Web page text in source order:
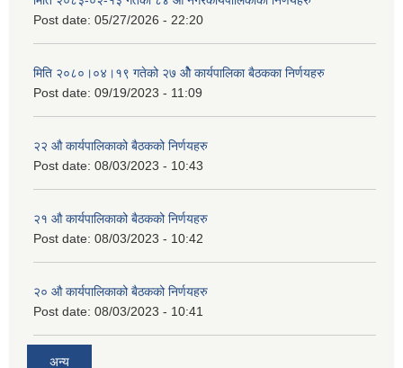
Post date: 05/27/2026 - 22:20
मिति २०८०।०४।१९ गतेको २७ ‌‍‌ओेै कार्यपालिका बैठकका निर्णयहरु
Post date: 09/19/2023 - 11:09
२‍२ औ कार्यपालिकाको बैठकको निर्णयहरु
Post date: 08/03/2023 - 10:43
२‍१ औ कार्यपालिकाको बैठकको निर्णयहरु
Post date: 08/03/2023 - 10:42
२‍० औ कार्यपालिकाको बैठकको निर्णयहरु
Post date: 08/03/2023 - 10:41
अन्य